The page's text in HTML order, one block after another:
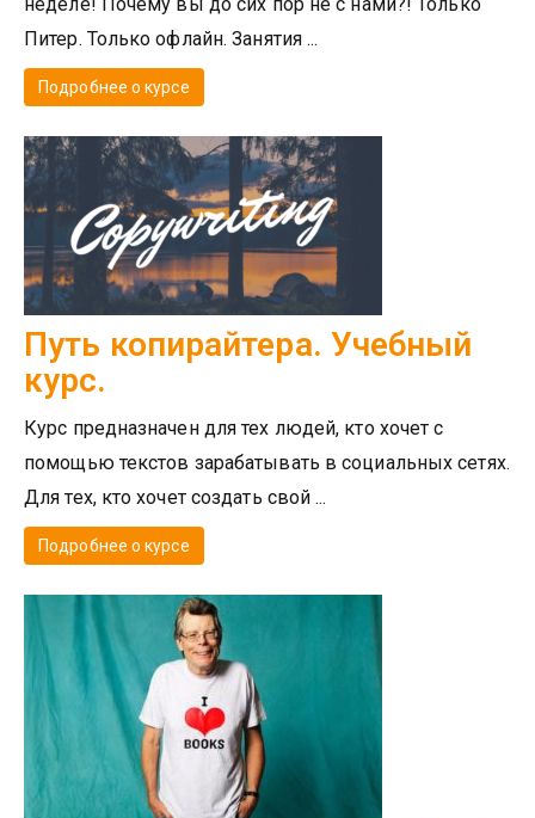
Питер. Только офлайн. Занятия ...
Подробнее о курсе
Путь копирайтера. Учебный
курс.
Курс предназначен для тех людей, кто хочет с
помощью текстов зарабатывать в социальных сетях.
Для тех, кто хочет создать свой ...
Подробнее о курсе